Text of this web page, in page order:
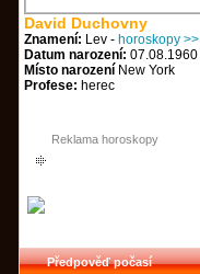
David Duchovny
Znamení: Lev - horoskopy >>
Datum narození: 07.08.1960
Místo narození New York
Profese: herec
Reklama horoskopy
Předpověď počasí